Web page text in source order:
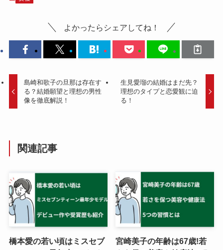
よかったらシェアしてね！
島崎和歌子の旦那は存在す
る？結婚願望と理想の男性
像を徹底解説！
生見愛瑠の結婚はまだ先？
理想のタイプと恋愛観に迫
る！
関連記事
橋本愛の若い頃はミスセブ
宮崎美子の年齢は67歳!若